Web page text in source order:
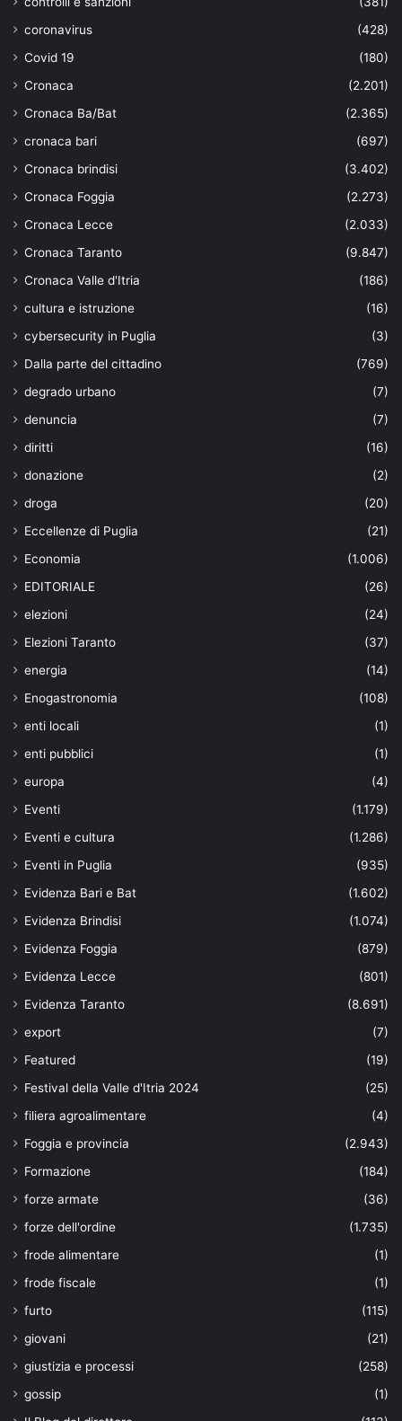
coronavirus
(428)
Covid 19
(180)
Cronaca
(2.201)
Cronaca Ba/Bat
(2.365)
cronaca bari
(697)
Cronaca brindisi
(3.402)
Cronaca Foggia
(2.273)
Cronaca Lecce
(2.033)
Cronaca Taranto
(9.847)
Cronaca Valle d'Itria
(186)
cultura e istruzione
(16)
cybersecurity in Puglia
(3)
Dalla parte del cittadino
(769)
degrado urbano
(7)
denuncia
(7)
diritti
(16)
donazione
(2)
droga
(20)
Eccellenze di Puglia
(21)
Economia
(1.006)
EDITORIALE
(26)
elezioni
(24)
Elezioni Taranto
(37)
energia
(14)
Enogastronomia
(108)
enti locali
(1)
enti pubblici
(1)
europa
(4)
Eventi
(1.179)
Eventi e cultura
(1.286)
Eventi in Puglia
(935)
Evidenza Bari e Bat
(1.602)
Evidenza Brindisi
(1.074)
Evidenza Foggia
(879)
Evidenza Lecce
(801)
Evidenza Taranto
(8.691)
export
(7)
Featured
(19)
Festival della Valle d'Itria 2024
(25)
filiera agroalimentare
(4)
Foggia e provincia
(2.943)
Formazione
(184)
forze armate
(36)
forze dell'ordine
(1.735)
frode alimentare
(1)
frode fiscale
(1)
furto
(115)
giovani
(21)
giustizia e processi
(258)
gossip
(1)